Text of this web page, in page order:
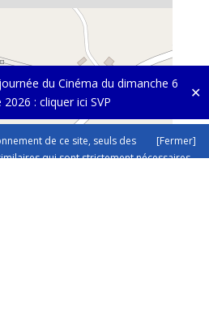
du Cinéma du dimanche 6
2026 : cliquer ici SVP
✕
[Fermer]
de ce site, seuls des
qui sont strictement nécessaires